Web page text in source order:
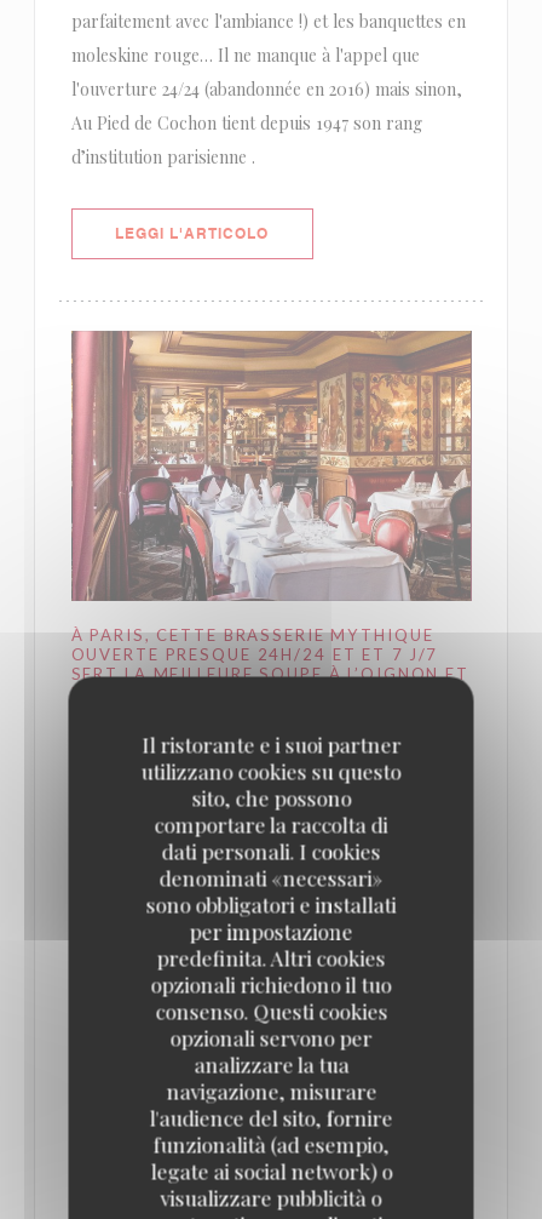
Il ristorante e i suoi partner
utilizzano cookies su questo
sito, che possono
comportare la raccolta di
dati personali. I cookies
denominati «necessari»
sono obbligatori e installati
per impostazione
predefinita. Altri cookies
opzionali richiedono il tuo
consenso. Questi cookies
opzionali servono per
analizzare la tua
navigazione, misurare
l'audience del sito, fornire
funzionalità (ad esempio,
legate ai social network) o
visualizzare pubblicità o
parfaitement avec l'ambiance !) et les banquettes en
moleskine rouge… Il ne manque à l'appel que
l'ouverture 24/24 (abandonnée en 2016) mais sinon,
Au Pied de Cochon tient depuis 1947 son rang
d’institution parisienne .
LEGGI L'ARTICOLO
À PARIS, CETTE BRASSERIE MYTHIQUE
OUVERTE PRESQUE 24H/24 ET ET 7 J/7
SERT LA MEILLEURE SOUPE À L’OIGNON ET
UN PIED DE COCHON DEVENU LÉGENDAIRE
29/07/2025
C'est un repaire légendaire, même après minuit. Et
cette brasserie mythique du quartier des Halles
sert un pied de cochon à tomber...
Fondée en 1947, cette brasserie parisienne mythique
sert un pied de cochon dont la recette est
inchangée depuis près de 70 ans. Ouvert presque
24h/24 et 7 jours sur 7, ce lieu où la gastronomie
française est reine est un incontournable à Paris. Et
ce, même après minuit ! Il ne vous reste plus qu’à
pousser les portes de la brasserie, décorées de
poignées dorées… en forme de pieds de cochon !